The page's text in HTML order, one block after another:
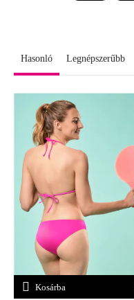
Hasonló Legnépszerűbb
Kosárba